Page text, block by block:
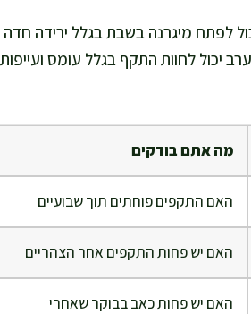
לפתח מיגרנה בשבת בגלל ירידה חדה
יכול לחוות התקף בגלל עומס ועייפות
מה אתם בודקים
האם התקפים פוחתים תוך שבועיים
האם יש פחות התקפים אחר הצהריים
האם יש פחות כאב בבוקר שאחרי